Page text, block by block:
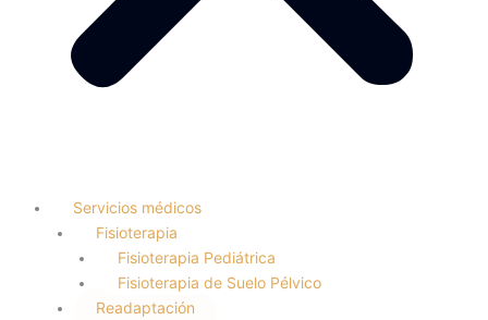
Servicios médicos
Fisioterapia
Fisioterapia Pediátrica
Fisioterapia de Suelo Pélvico
Readaptación